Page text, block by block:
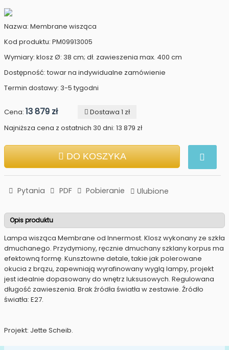
Nazwa: Membrane wisząca
Kod produktu: PM09913005
Wymiary: klosz Ø: 38 cm; dł. zawieszenia max. 400 cm
Dostępność: towar na indywidualne zamówienie
Termin dostawy: 3-5 tygodni
Cena: 13 879 zł
Dostawa 1 zł
Najniższa cena z ostatnich 30 dni: 13 879 zł
DO KOSZYKA
Pytania PDF Pobieranie Ulubione
Opis produktu
Lampa wisząca Membrane od Innermost. Klosz wykonany ze szkła
dmuchanego. Przydymiony, ręcznie dmuchany szklany korpus ma
efektowną formę. Kunsztowne detale, takie jak polerowane
okucia z brązu, zapewniają wyrafinowany wyglą lampy, projekt
jest idealnie dopasowany do wnętrz luksusowych. Regulowana
długość zawieszenia. Brak źródła światła w zestawie. Źródło
światła: E27.
Projekt: Jette Scheib.